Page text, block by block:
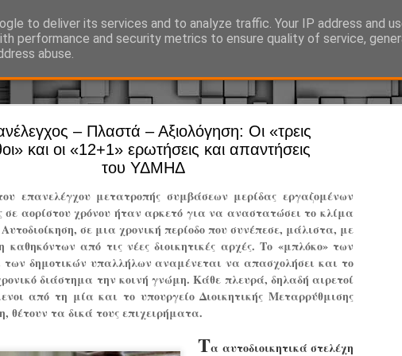
– Πλαστά – Αξιολόγηση: Οι «τρεις
και οι «12+1» ερωτήσεις και απαντήσεις
του ΥΔΜΗΔ
επανελέγχου μετατροπής συμβάσεων μερίδας εργαζομένων
σε αορίστου χρόνου ήταν αρκετό για να αναστατώσει το κλίμα
σε μια χρονική περίοδο που συνέπεσε, μάλιστα, με
από τις νέες διοικητικές αρχές. Το «μπλόκο» των
των δημοτικών υπαλλήλων αναμένεται να απασχολήσει και το
διάστημα την κοινή γνώμη. Κάθε πλευρά, δηλαδή αιρετοί
από τη μία και το υπουργείο Διοικητικής Μεταρρύθμισης
θέτουν τα δικά τους επιχειρήματα.
Τα αυτοδιοικητικά στελέχη
to deliver its services and to analyze traffic. Your IP address and
performance and security metrics to ensure quality of service,
abuse.
Ό, τι συμβαίνει γύρω από τη Δημοτική Αστυνομία, την τοπική
JUL
29
Ξεκινά επίσημα η
Η Δημοτική Αστυνομία
καθώς από την 1η
επιχειρησιακή
παρουσία του Δήμου
Η νέα υπηρεσία θα